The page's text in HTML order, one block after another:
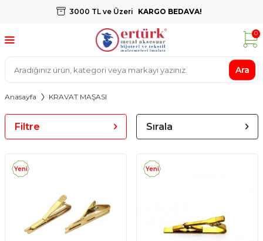
3000 TL ve Üzeri KARGO BEDAVA!
Ara
0
Anasayfa KRAVAT MAŞASI
Filtre Sırala
Yeni Yeni